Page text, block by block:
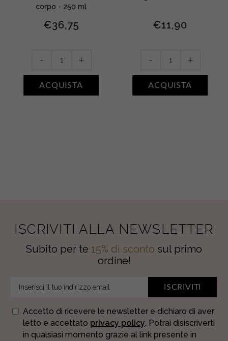
corpo - 250 ml
€36,75
SPF
- +
ACQUISTA
€11,90
- +
ACQUISTA
ISCRIVITI ALLA NEWSLETTER
Subito per te 15% di sconto sul primo
ordine!
ISCRIVITI
Accetto di ricevere le newsletter e dichiaro di aver
letto e accettato privacy policy. Potrai disiscriverti
in qualsiasi momento grazie al link presente in